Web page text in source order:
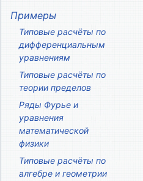
Примеры
Типовые расчёты по
дифференциальным
уравнениям
Типовые расчёты по
теории пределов
Ряды Фурье и
уравнения
математической
физики
Типовые расчёты по
алгебре и геометрии